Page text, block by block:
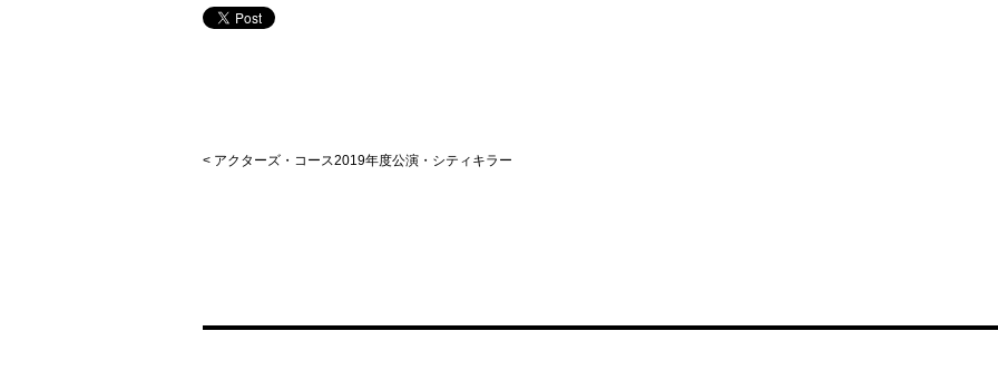
< アクターズ・コース2019年度公演・シティキラー